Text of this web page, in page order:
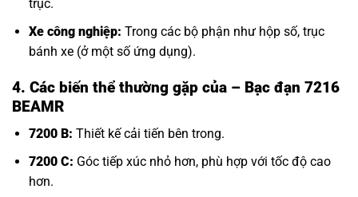
trục.
Xe công nghiệp: Trong các bộ phận như hộp số, trục
bánh xe (ở một số ứng dụng).
4. Các biến thể thường gặp của – Bạc đạn 7216
BEAMR
7200 B: Thiết kế cải tiến bên trong.
7200 C: Góc tiếp xúc nhỏ hơn, phù hợp với tốc độ cao
hơn.